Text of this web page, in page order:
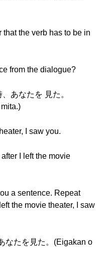
the verb has to be in
from the dialogue?
あなたを 見た。
I saw you.
I left the movie
a sentence. Repeat
the movie theater, I saw
なたを見た。(Eigakan o